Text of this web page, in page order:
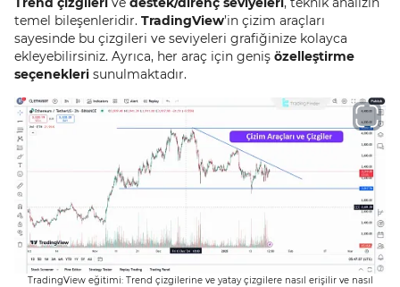
temel bileşenleridir. TradingView’in çizim araçları
sayesinde bu çizgileri ve seviyeleri grafiğinize kolayca
ekleyebilirsiniz. Ayrıca, her araç için geniş özelleştirme
seçenekleri sunulmaktadır.
TradingView eğitimi: Trend çizgilerine ve yatay çizgilere nasıl erişilir ve nasıl